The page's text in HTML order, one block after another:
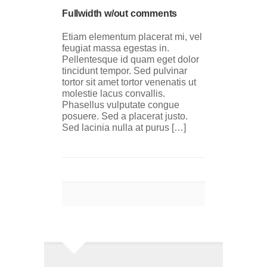
Fullwidth w/out comments
Etiam elementum placerat mi, vel
feugiat massa egestas in.
Pellentesque id quam eget dolor
tincidunt tempor. Sed pulvinar
tortor sit amet tortor venenatis ut
molestie lacus convallis.
Phasellus vulputate congue
posuere. Sed a placerat justo.
Sed lacinia nulla at purus […]